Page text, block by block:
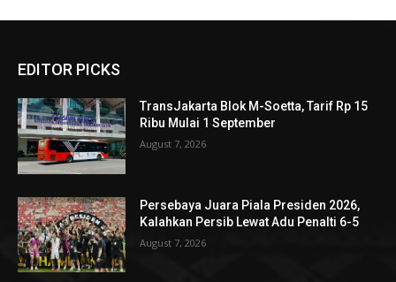
EDITOR PICKS
TransJakarta Blok M-Soetta, Tarif Rp 15
Ribu Mulai 1 September
August 7, 2026
Persebaya Juara Piala Presiden 2026,
Kalahkan Persib Lewat Adu Penalti 6-5
August 7, 2026